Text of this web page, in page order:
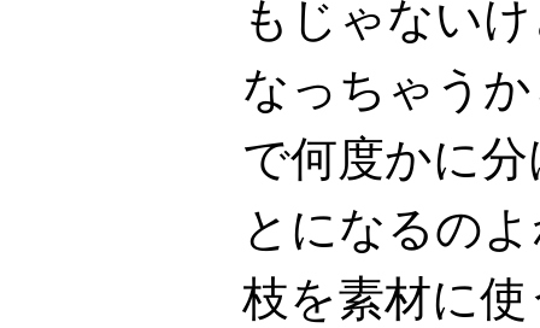
もじゃない
なっちゃう
で何度かに
とになるの
枝を素材に